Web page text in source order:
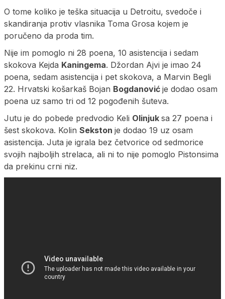
O tome koliko je teška situacija u Detroitu, svedoče i
skandiranja protiv vlasnika Toma Grosa kojem je
poručeno da proda tim.
Nije im pomoglo ni 28 poena, 10 asistencija i sedam
skokova Kejda Kaningema. Džordan Ajvi je imao 24
poena, sedam asistencija i pet skokova, a Marvin Begli
22. Hrvatski košarkaš Bojan Bogdanović je dodao osam
poena uz samo tri od 12 pogođenih šuteva.
Jutu je do pobede predvodio Keli Olinjuk sa 27 poena i
šest skokova. Kolin Sekston je dodao 19 uz osam
asistencija. Juta je igrala bez četvorice od sedmorice
svojih najboljih strelaca, ali ni to nije pomoglo Pistonsima
da prekinu crni niz.